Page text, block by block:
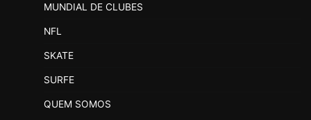
MUNDIAL DE CLUBES
NFL
SKATE
SURFE
QUEM SOMOS